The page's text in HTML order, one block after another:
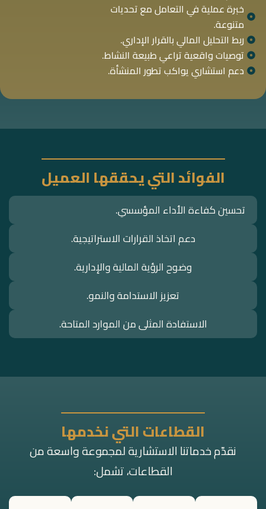
خبرة عملية في التعامل مع تحديات
متنوعة.
ربط التحليل المالي بالقرار الإداري.
توصيات واقعية تراعي طبيعة النشاط.
دعم استشاري يواكب تطور المنشأة.
الفوائد التي يحققها العميل
تحسين كفاءة الأداء المؤسسي.
دعم اتخاذ القرارات الاستراتيجية.
وضوح الرؤية المالية والإدارية.
تعزيز الاستدامة والنمو.
الاستفادة المثلى من الموارد المتاحة.
القطاعات التي نخدمها
نقدّم خدماتنا الاستشارية لمجموعة واسعة من
القطاعات، تشمل: